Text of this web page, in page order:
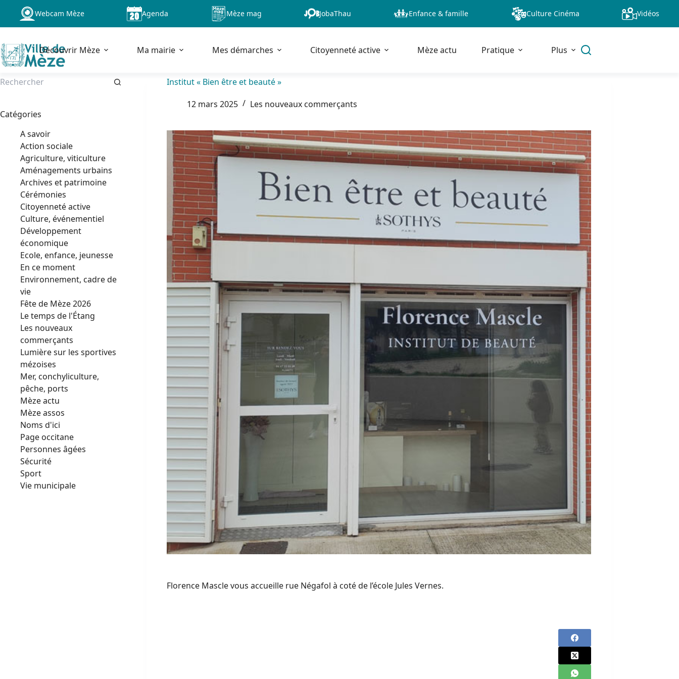
Passer
contenu
Webcam Mèze Agenda Mèze mag JobaThau Enfance & famille Culture Cinéma Vidéos
Découvrir Mèze Ma mairie Mes démarches Citoyenneté active Mèze actu Pratique Plus
Institut « Bien être et beauté »
12 mars 2025
Les nouveaux commerçants
Florence Mascle vous accueille rue Négafol à coté de l’école Jules Vernes.
Catégories
A savoir
Action sociale
Agriculture, viticulture
Aménagements urbains
Archives et patrimoine
Cérémonies
Citoyenneté active
Culture, événementiel
Développement
économique
Ecole, enfance, jeunesse
En ce moment
Environnement, cadre de
vie
Fête de Mèze 2026
Le temps de l'Étang
Les nouveaux
commerçants
Lumière sur les sportives
mézoises
Mer, conchyliculture,
pêche, ports
Mèze actu
Mèze assos
Noms d'ici
Page occitane
Personnes âgées
Sécurité
Sport
Vie municipale